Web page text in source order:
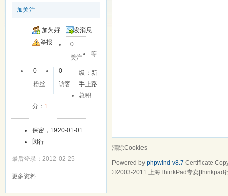
加关注
加为好
友
发消息
举报
0
关注
0
粉丝
0
访客
等
级：新
手上路
总积
分： 1
保密，1920-01-01
闵行
最后登录：2012-02-25
更多资料
清除Cookies
Powered by phpwind v8.7 Certificate
©2003-2011 上海ThinkPad专卖|thinkpad